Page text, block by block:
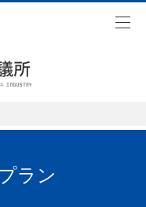
ラン